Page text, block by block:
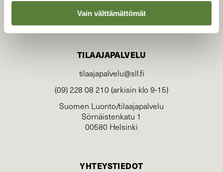
Vain välttämättömät
TILAAJAPALVELU
tilaajapalvelu@sll.fi
(09) 228 08 210 (arkisin klo 9-15)
Suomen Luonto/tilaajapalvelu
Sörnäistenkatu 1
00580 Helsinki
YHTEYSTIEDOT